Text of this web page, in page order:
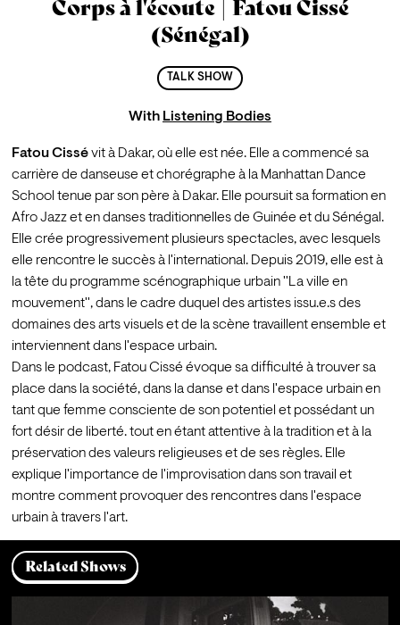
Corps à l'écoute | Fatou Cissé
(Sénégal)
TALK SHOW
With Listening Bodies
Fatou Cissé vit à Dakar, où elle est née. Elle a commencé sa
carrière de danseuse et chorégraphe à la Manhattan Dance
School tenue par son père à Dakar. Elle poursuit sa formation en
Afro Jazz et en danses traditionnelles de Guinée et du Sénégal.
Elle crée progressivement plusieurs spectacles, avec lesquels
elle rencontre le succès à l'international. Depuis 2019, elle est à
la tête du programme scénographique urbain ''La ville en
mouvement'', dans le cadre duquel des artistes issu.e.s des
domaines des arts visuels et de la scène travaillent ensemble et
interviennent dans l'espace urbain.
Dans le podcast, Fatou Cissé évoque sa difficulté à trouver sa
place dans la société, dans la danse et dans l'espace urbain en
tant que femme consciente de son potentiel et possédant un
fort désir de liberté. tout en étant attentive à la tradition et à la
préservation des valeurs religieuses et de ses règles. Elle
explique l'importance de l'improvisation dans son travail et
montre comment provoquer des rencontres dans l'espace
urbain à travers l'art.
Related Shows